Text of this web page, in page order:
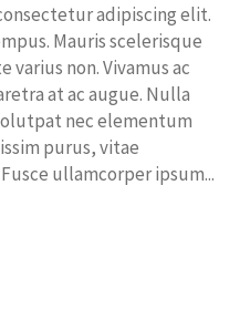
adipiscing elit.
Mauris scelerisque
non. Vivamus ac
at ac augue. Nulla
nec elementum
purus, vitae
ullamcorper ipsum...